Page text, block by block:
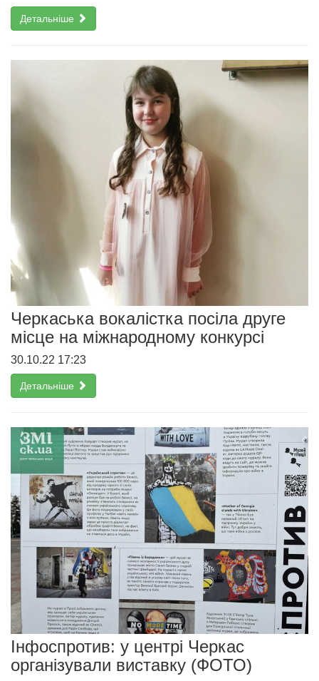
Детальніше
Черкаська вокалістка посіла друге
місце на міжнародному конкурсі
30.10.22 17:23
Детальніше
Інфоспротив: у центрі Черкас
організували виставку (ФОТО)